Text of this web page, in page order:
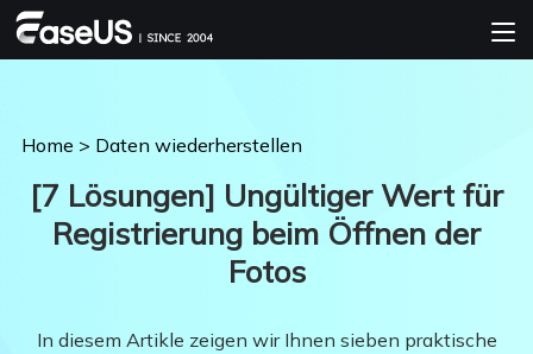
Home > Daten wiederherstellen
[7 Lösungen] Ungültiger Wert für
Registrierung beim Öffnen der
Fotos
In diesem Artikle zeigen wir Ihnen sieben praktische